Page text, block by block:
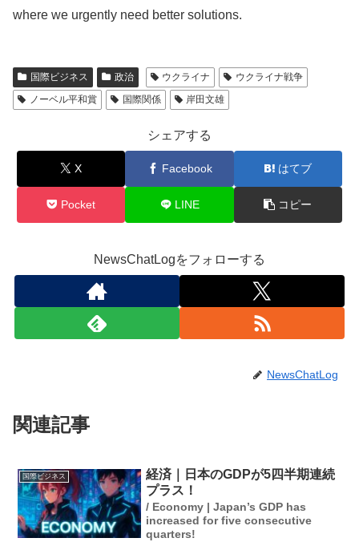
where we urgently need better solutions.
国際ビジネス 政治 ウクライナ
ウクライナ戦争
ノーベル平和賞
国際関係 岸田文雄
シェアする
X Facebook はてブ
Pocket LINE コピー
NewsChatLogをフォローする
NewsChatLog
関連記事
国際ビジネス
経済｜日本のGDPが5四半期連続
プラス！
/ Economy | Japan’s GDP has
increased for five consecutive
quarters!